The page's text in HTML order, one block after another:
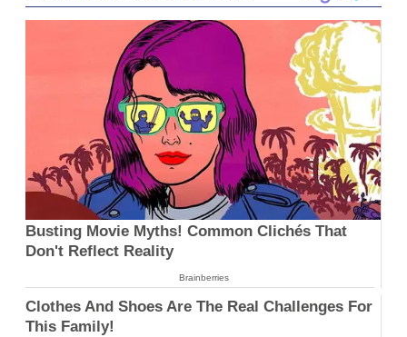
Busting Movie Myths! Common Clichés That
Don't Reflect Reality
Brainberries
Clothes And Shoes Are The Real Challenges For
This Family!